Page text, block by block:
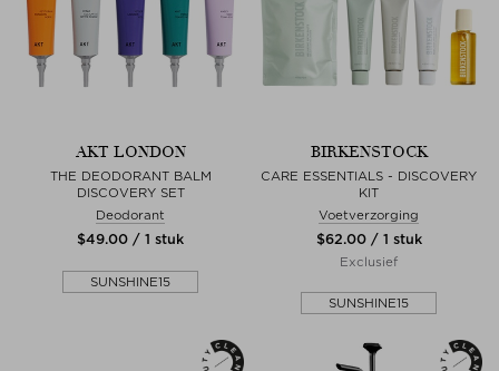
AKT LONDON
THE DEODORANT BALM
DISCOVERY SET
Deodorant
$‌49.00 / 1 stuk
SUNSHINE15
BIRKENSTOCK
CARE ESSENTIALS - DISCOVERY
KIT
Voetverzorging
$‌62.00 / 1 stuk
Exclusief
SUNSHINE15